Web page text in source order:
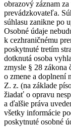
obrazový záznam
prevádzkovateľa.
súhlasu zanikne po
Osobné údaje
k cezhraničnému
poskytnuté tretím
dotknutá osoba
zmysle § 28 zákona
o zmene a doplnení
Z. z. (na základe
žiadať o opravu
a ďalšie práva
všetky informácie
poskytnuté osobné